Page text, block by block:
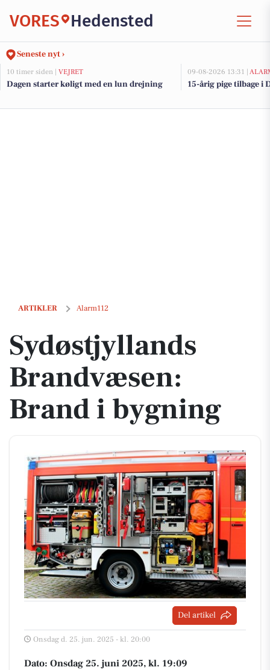
VORES Hedensted
Seneste nyt ›
10 timer siden | VEJRET
Dagen starter køligt med en lun drejning
09-08-2026 13:31 |
15-årig pige tilbage i
ARTIKLER Alarm112
Sydøstjyllands Brandvæsen: Brand i bygning
Sydøstjyllands
Brandvæsen:
Brand i bygning
Del artikel
Onsdag d. 25. jun. 2025 - kl. 20:00
Dato: Onsdag 25. juni 2025, kl. 19:09